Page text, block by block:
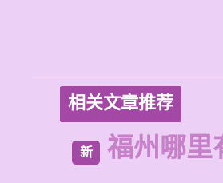
相关文章推荐
新 福州哪里